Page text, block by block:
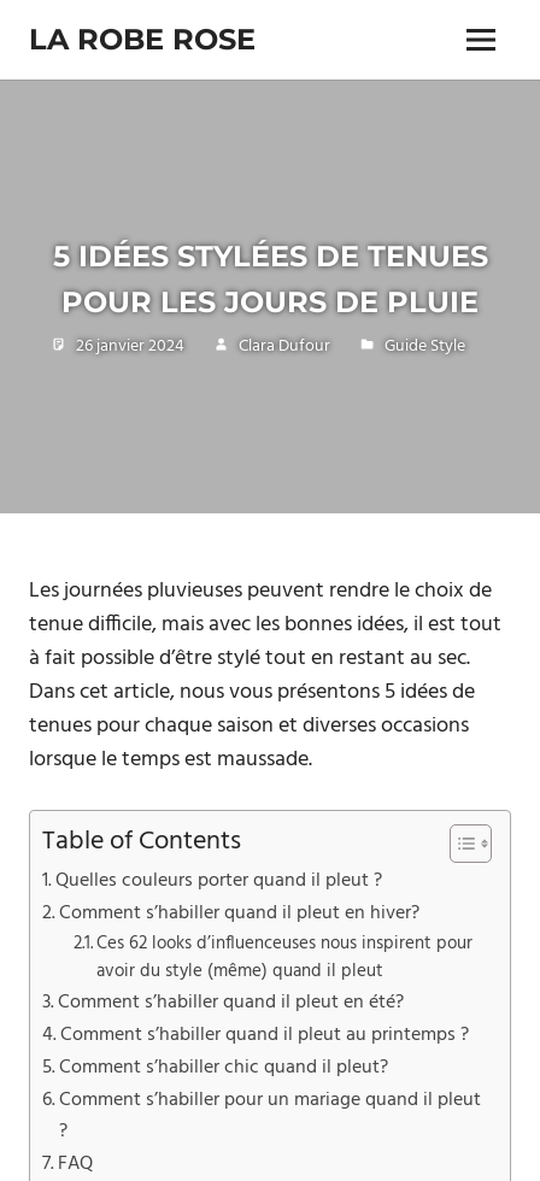
content
LA ROBE ROSE Menu
5 IDÉES STYLÉES DE TENUES
POUR LES JOURS DE PLUIE
26 janvier 2024 Clara Dufour Guide Style
Les journées pluvieuses peuvent rendre le choix de
tenue difficile, mais avec les bonnes idées, il est tout
à fait possible d’être stylé tout en restant au sec.
Dans cet article, nous vous présentons 5 idées de
tenues pour chaque saison et diverses occasions
lorsque le temps est maussade.
Table of Contents
Quelles couleurs porter quand il pleut ?
Comment s’habiller quand il pleut en hiver?
Ces 62 looks d’influenceuses nous inspirent pour
avoir du style (même) quand il pleut
Comment s’habiller quand il pleut en été?
Comment s’habiller quand il pleut au printemps ?
Comment s’habiller chic quand il pleut?
Comment s’habiller pour un mariage quand il pleut
?
FAQ